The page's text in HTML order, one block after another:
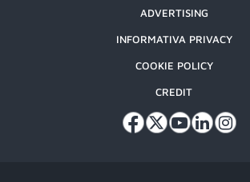
ADVERTISING
INFORMATIVA PRIVACY
COOKIE POLICY
CREDIT